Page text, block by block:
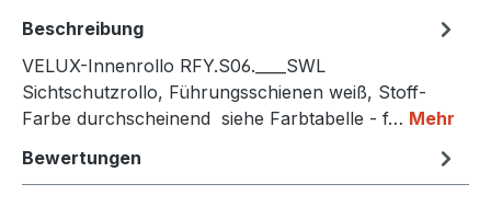
Beschreibung
VELUX-Innenrollo RFY.S06.____SWL
Sichtschutzrollo, Führungsschienen weiß, Stoff-
Farbe durchscheinend siehe Farbtabelle - f… Mehr
Bewertungen